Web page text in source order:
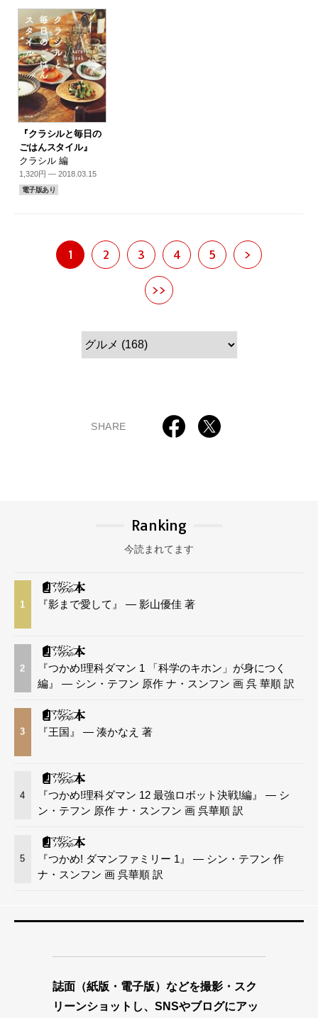
『クラシルと毎日の
ごはんスタイル』
クラシル 編
1,320円 — 2018.03.15
電子版あり
1 2 3 4 5 >
>>
SHARE
Ranking
今読まれてます
1 『影まで愛して』 — 影山優佳 著
2
『つかめ!理科ダマン 1 「科学のキホン」が身につく
編』 — シン・テフン 原作 ナ・スンフン 画 呉 華順 訳
3 『王国』 — 湊かなえ 著
4
『つかめ!理科ダマン 12 最強ロボット決戦!編』 — シ
ン・テフン 原作 ナ・スンフン 画 呉華順 訳
5
『つかめ! ダマンファミリー 1』 — シン・テフン 作
ナ・スンフン 画 呉華順 訳
誌面（紙版・電子版）などを撮影・スク
リーンショットし、SNSやブログにアッ